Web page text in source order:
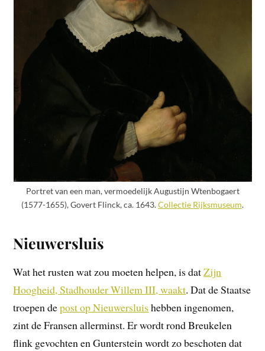
Portret van een man, vermoedelijk Augustijn Wtenbogaert
(1577-1655), Govert Flinck, ca. 1643.Collectie Rijksmuseum.
Nieuwersluis
Wat het rusten wat zou moeten helpen, is datZijn
Hoogheid, Stadhouder Willem III, waakt. Dat de Staatse
troepen depost op Nieuwersluis hebben ingenomen,
zint de Fransen allerminst. Er wordt rond Breukelen
flink gevochten en Gunterstein wordt zo beschoten dat